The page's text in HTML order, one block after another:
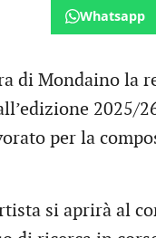
Whatsapp
di Mondaino la
2025/
per la
si aprirà al